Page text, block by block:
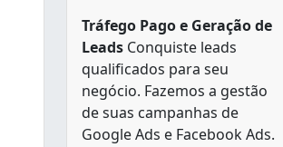
Tráfego Pago e Geração de
Leads Conquiste leads
qualificados para seu
negócio. Fazemos a gestão
de suas campanhas de
Google Ads e Facebook Ads.